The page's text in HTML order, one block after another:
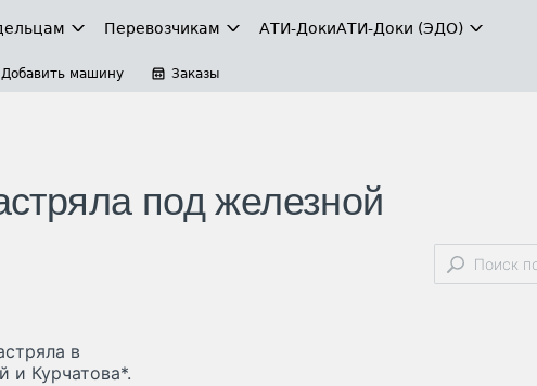
Перевозчикам АТИ-ДокиАТИ-Доки (ЭДО)
Добавить машину Заказы
под железной
в
и Курчатова*.